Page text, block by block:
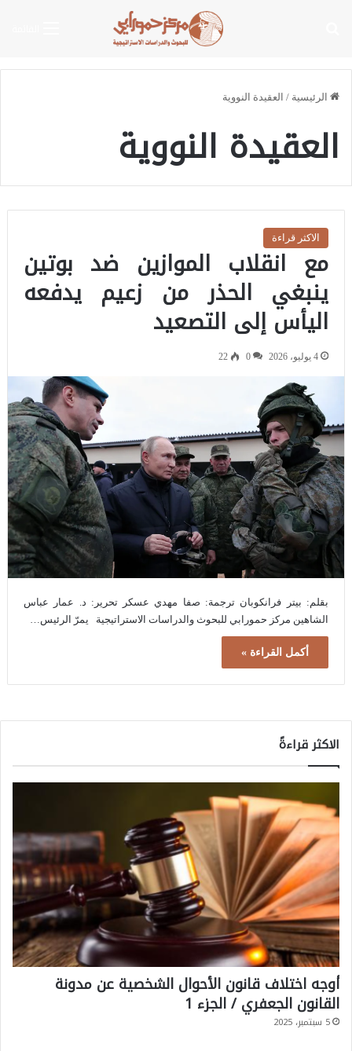
الرئيسية / العقيدة النووية
العقيدة النووية
الاكثر قراءة
مع انقلاب الموازين ضد بوتين
ينبغي الحذر من زعيم يدفعه
اليأس إلى التصعيد
4 يوليو، 2026 0
22
بقلم: بيتر فرانكوبان ترجمة: صفا مهدي عسكر تحرير: د. عمار عباس
الشاهين مركز حمورابي للبحوث والدراسات الاستراتيجية يمرّ الرئيس…
أكمل القراءة »
الاكثر قراءةً
أوجه اختلاف قانون الأحوال الشخصية عن مدونة
القانون الجعفري / الجزء 1
5 سبتمبر، 2025